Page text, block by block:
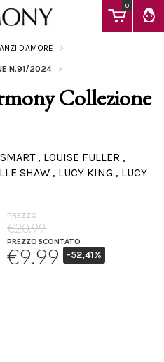
0
D'AMORE
N.91/2024
Collezione
, LOUISE FULLER ,
SHAW , LUCY KING , LUCY
PREZZO
€20.99
PREZZO SCONTATO
€9.99 -52,41%